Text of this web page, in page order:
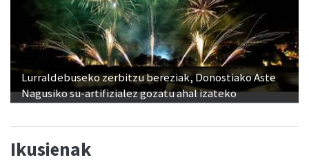
Lurraldebuseko zerbitzu bereziak, Donostiako Aste
Nagusiko su-artifizialez gozatu ahal izateko
Ikusienak